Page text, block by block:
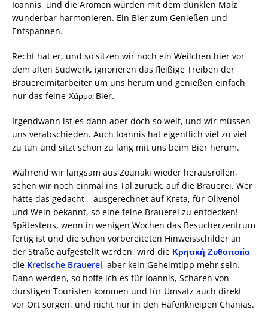
Ioannis, und die Aromen würden mit dem dunklen Malz
wunderbar harmonieren. Ein Bier zum Genießen und
Entspannen.
Recht hat er, und so sitzen wir noch ein Weilchen hier vor
dem alten Sudwerk, ignorieren das fleißige Treiben der
Brauereimitarbeiter um uns herum und genießen einfach
nur das feine Χάρμα-Bier.
Irgendwann ist es dann aber doch so weit, und wir müssen
uns verabschieden. Auch Ioannis hat eigentlich viel zu viel
zu tun und sitzt schon zu lang mit uns beim Bier herum.
Während wir langsam aus Zounaki wieder herausrollen,
sehen wir noch einmal ins Tal zurück, auf die Brauerei. Wer
hätte das gedacht – ausgerechnet auf Kreta, für Olivenöl
und Wein bekannt, so eine feine Brauerei zu entdecken!
Spätestens, wenn in wenigen Wochen das Besucherzentrum
fertig ist und die schon vorbereiteten Hinweisschilder an
der Straße aufgestellt werden, wird die Κρητική Ζυθοποιία,
die Kretische Brauerei, aber kein Geheimtipp mehr sein.
Dann werden, so hoffe ich es für Ioannis, Scharen von
durstigen Touristen kommen und für Umsatz auch direkt
vor Ort sorgen, und nicht nur in den Hafenkneipen Chanias.